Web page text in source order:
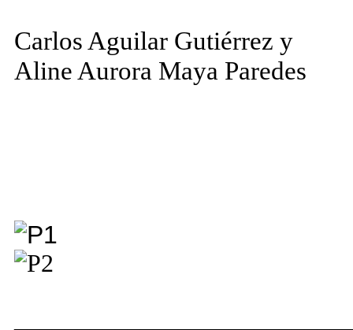
Carlos Aguilar Gutiérrez y
Aline Aurora Maya Paredes